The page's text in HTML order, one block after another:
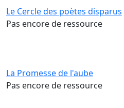
Le Cercle des poètes disparus
Pas encore de ressource
La Promesse de l'aube
Pas encore de ressource